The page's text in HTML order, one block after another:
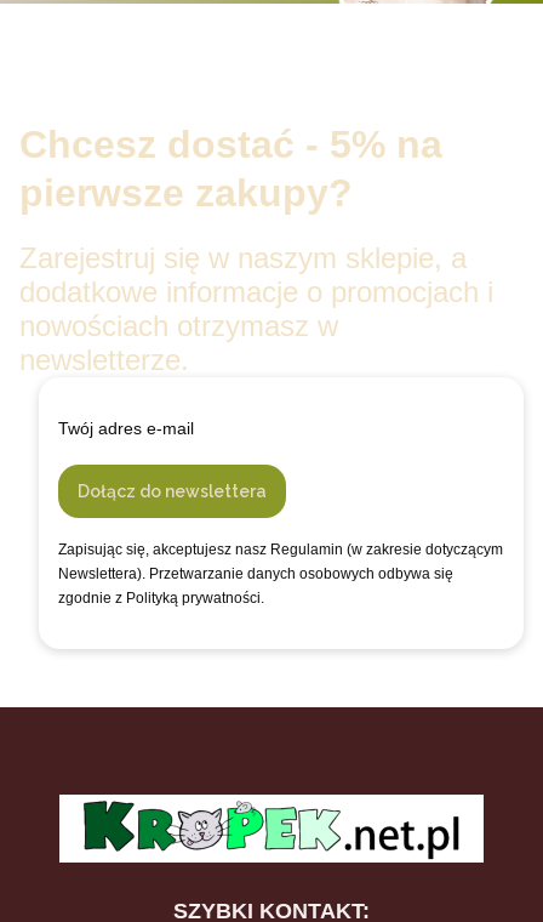
Chcesz dostać - 5% na
pierwsze zakupy?
Zarejestruj się w naszym sklepie, a
dodatkowe informacje o promocjach i
nowościach otrzymasz w
newsletterze.
Twój adres e-mail
Dołącz do newslettera
Zapisując się, akceptujesz nasz Regulamin (w zakresie dotyczącym
Newslettera). Przetwarzanie danych osobowych odbywa się
zgodnie z Polityką prywatności.
SZYBKI KONTAKT: